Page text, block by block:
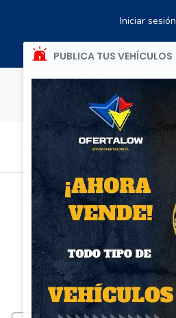
Iniciar sesión
PUBLICA TUS VEHÍCULOS
Método de entrega